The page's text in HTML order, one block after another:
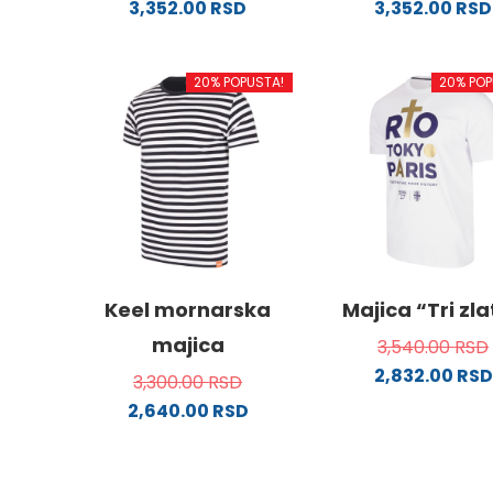
3,352.00 RSD
ima
više
varijanti.
Opcije
mogu
biti
izabrane
na
stranici
3,352.00 RSD
ima
više
varijanti.
Opcije
mogu
stranici
20% POPUSTA!
Keel mornarska
majica
3,300.00RSD
2,640.00 RSD
20%
Majica “Tri
3,540.00RSD
2,832.00 RSD